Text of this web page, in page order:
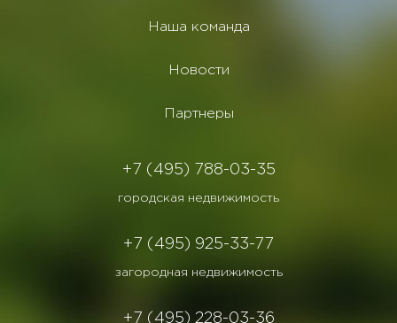
Наша команда
Новости
Партнеры
+7 (495) 788-03-35
городская недвижимость
+7 (495) 925-33-77
загородная недвижимость
+7 (495) 228-03-36